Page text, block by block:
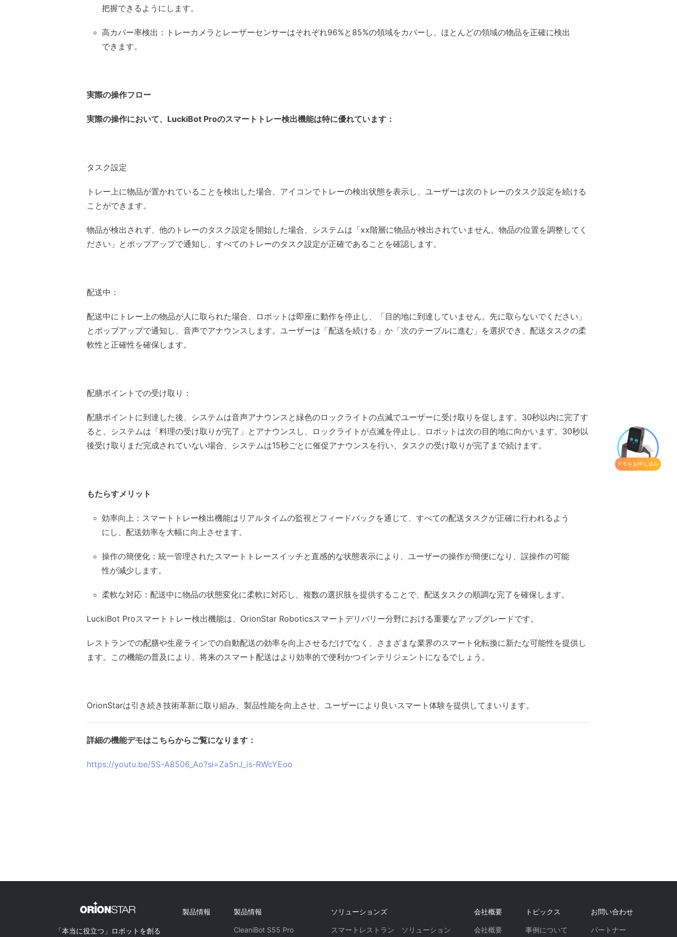
デモをお申し込み
把握できるようにします。
高カバー率検出：トレーカメラとレーザーセンサーはそれぞれ96%と85%の領域をカバーし、ほとんどの領域の物品を正確に検出
できます。
実際の操作フロー
実際の操作において、LuckiBot Proのスマートトレー検出機能は特に優れています：
タスク設定
トレー上に物品が置かれていることを検出した場合、アイコンでトレーの検出状態を表示し、ユーザーは次のトレーのタスク設定を続ける
ことができます。
物品が検出されず、他のトレーのタスク設定を開始した場合、システムは「xx階層に物品が検出されていません。物品の位置を調整してく
ださい」とポップアップで通知し、すべてのトレーのタスク設定が正確であることを確認します。
配送中：
配送中にトレー上の物品が人に取られた場合、ロボットは即座に動作を停止し、「目的地に到達していません。先に取らないでください」
とポップアップで通知し、音声でアナウンスします。ユーザーは「配送を続ける」か「次のテーブルに進む」を選択でき、配送タスクの柔
軟性と正確性を確保します。
配膳ポイントでの受け取り：
配膳ポイントに到達した後、システムは音声アナウンスと緑色のロックライトの点滅でユーザーに受け取りを促します。30秒以内に完了す
ると、システムは「料理の受け取りが完了」とアナウンスし、ロックライトが点滅を停止し、ロボットは次の目的地に向かいます。30秒以
後受け取りまだ完成されていない場合、システムは15秒ごとに催促アナウンスを行い、タスクの受け取りが完了まで続けます。
もたらすメリット
効率向上：スマートトレー検出機能はリアルタイムの監視とフィードバックを通じて、すべての配送タスクが正確に行われるよう
にし、配送効率を大幅に向上させます。
操作の簡便化：統一管理されたスマートトレースイッチと直感的な状態表示により、ユーザーの操作が簡便になり、誤操作の可能
性が減少します。
柔軟な対応：配送中に物品の状態変化に柔軟に対応し、複数の選択肢を提供することで、配送タスクの順調な完了を確保します。
LuckiBot Proスマートトレー検出機能は、OrionStar Roboticsスマートデリバリー分野における重要なアップグレードです。
レストランでの配膳や生産ラインでの自動配送の効率を向上させるだけでなく、さまざまな業界のスマート化転換に新たな可能性を提供し
ます。この機能の普及により、将来のスマート配送はより効率的で便利かつインテリジェントになるでしょう。
OrionStarは引き続き技術革新に取り組み、製品性能を向上させ、ユーザーにより良いスマート体験を提供してまいります。
詳細の機能デモはこちらからご覧になります：
https://youtu.be/5S-A8506_Ao?si=Za5nJ_is-RWcYEoo
「本当に役立つ」ロボットを創る
製品情報 製品情報
CleaniBot S55 Pro
ソリューションズ
スマートレストラン ソリューション
会社概要
会社概要
トピックス
事例について
お問い合わせ
パートナー